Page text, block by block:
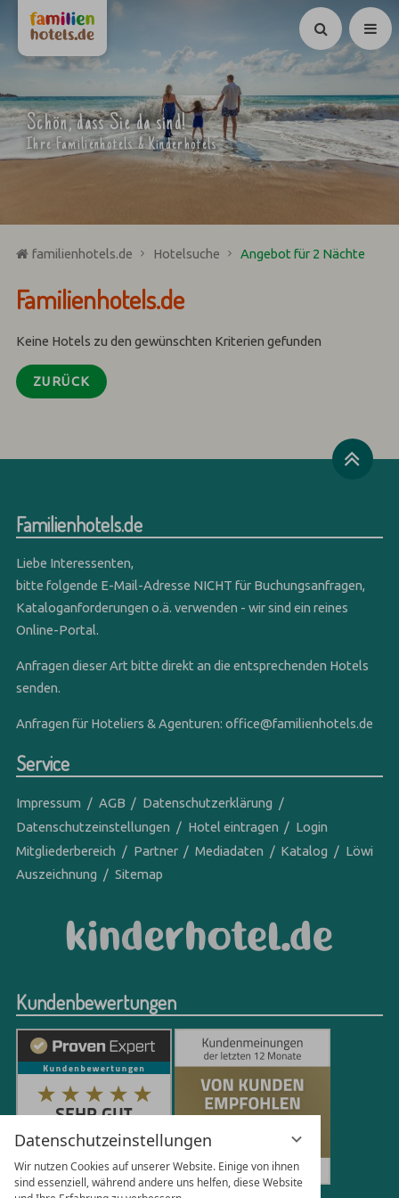
Datenschutzeinstellungen
Wir nutzen Cookies auf unserer Website. Einige von ihnen
sind essenziell, während andere uns helfen, diese Website
Suchen
Schön, dass Sie da sind!
Ihre Familienhotels & Kinderhotels
familienhotels.de Hotelsuche Angebot für 2 Nächte
Familienhotels.de
Keine Hotels zu den gewünschten Kriterien gefunden
ZURÜCK
Familienhotels.de
Liebe Interessenten,
bitte folgende E-Mail-Adresse NICHT für Buchungsanfragen,
Kataloganforderungen o.ä. verwenden - wir sind ein reines
Online-Portal.
Anfragen dieser Art bitte direkt an die entsprechenden Hotels
senden.
Anfragen für Hoteliers & Agenturen:office@familienhotels.de
Service
Impressum AGB
Datenschutzerklärung
Datenschutzeinstellungen
Hotel eintragen
Login
Mitgliederbereich
Partner Mediadaten Katalog
Löwi
Auszeichnung
Sitemap
Kundenbewertungen